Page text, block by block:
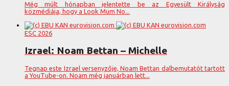
Még múlt hónapban jelentette be az Egyesült Királyság
közmédiája, hogy a Look Mum No...
ESC 2026
Izrael: Noam Bettan – Michelle
Tegnap este Izrael versenyzője, Noam Bettan dalbemutatót tartott
a YouTube-on. Noam még januárban lett...